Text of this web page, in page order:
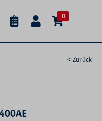
0
< Zurück